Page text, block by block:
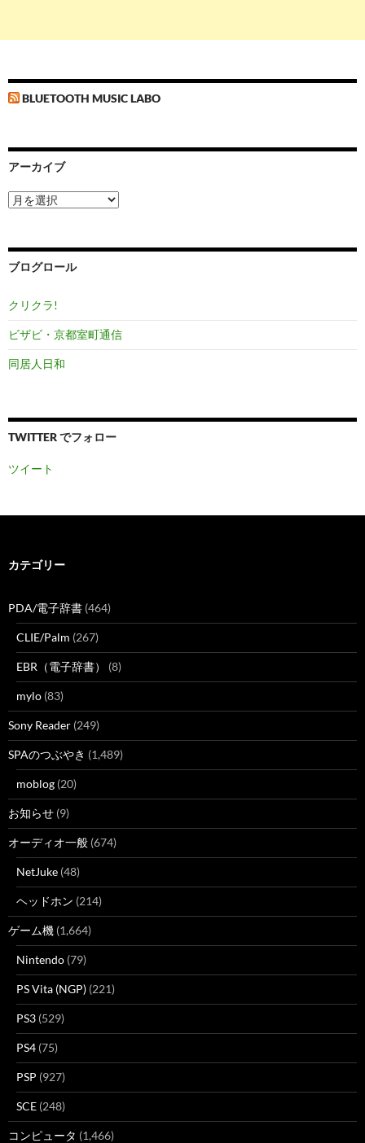
BLUETOOTH MUSIC LABO
アーカイブ
ア
ー
ブ
ブログロール
クリクラ!
ビザビ・京都室町通信
同居人日和
TWITTER でフォロー
ツイート
カテゴリー
PDA/電子辞書 (464)
CLIE/Palm (267)
EBR（電子辞書） (8)
mylo (83)
Sony Reader (249)
SPAのつぶやき (1,489)
moblog (20)
お知らせ (9)
オーディオ一般 (674)
NetJuke (48)
ヘッドホン (214)
ゲーム機 (1,664)
Nintendo (79)
PS Vita (NGP) (221)
PS3 (529)
PS4 (75)
PSP (927)
SCE (248)
コンピュータ (1,466)